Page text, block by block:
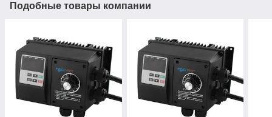
Подобные товары компании